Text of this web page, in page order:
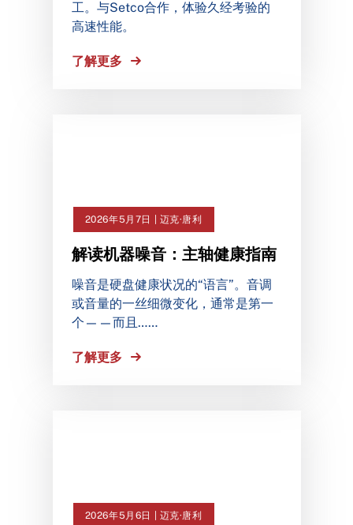
工。与Setco合作，体验久经考验的
高速性能。
了解更多
2026年5月7日 | 迈克·唐利
解读机器噪音：主轴健康指南
噪音是硬盘健康状况的“语言”。音调
或音量的一丝细微变化，通常是第一
个——而且……
了解更多
2026年5月6日 | 迈克·唐利